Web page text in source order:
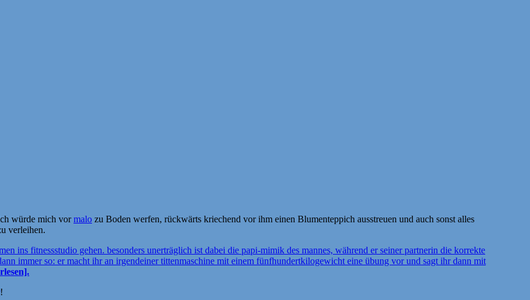
würde mich vormalo zu Boden werfen, rückwärts kriechend vor ihm einen Blumenteppich ausstreuen und auch sonst alles
verleihen.
ins fitnessstudio gehen. besonders unerträglich ist dabei die papi-mimik des mannes, während er seiner partnerin die korrekte
immer so: er macht ihr an irgendeiner tittenmaschine mit einem fünfhundertkilogewicht eine übung vor und sagt ihr dann mit
!